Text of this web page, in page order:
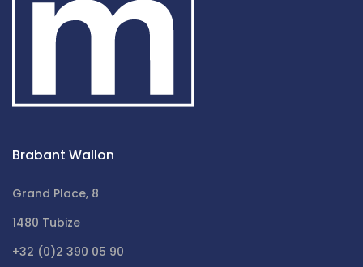
Brabant Wallon
Grand Place, 8
1480 Tubize
+32 (0)2 390 05 90